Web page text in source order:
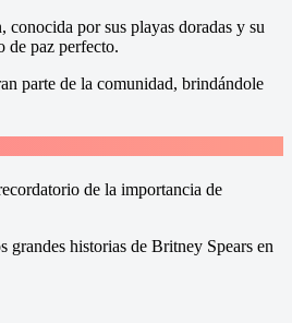
conocida por sus playas doradas y su
de paz perfecto.
parte de la comunidad, brindándole
de la importancia de
grandes historias de Britney Spears en